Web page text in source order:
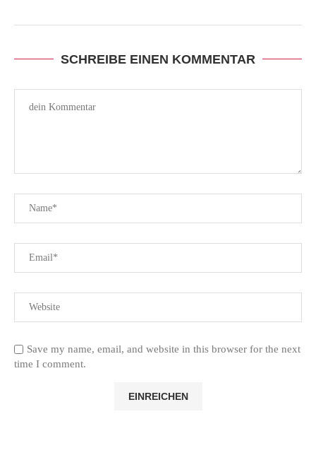
SCHREIBE EINEN KOMMENTAR
Save my name, email, and website in this browser for the next
time I comment.